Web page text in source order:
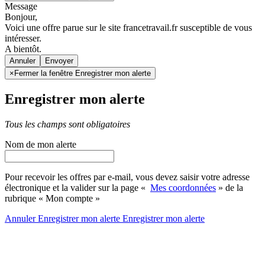
Message
Bonjour,
Voici une offre parue sur le site francetravail.fr susceptible de vous
intéresser.
A bientôt.
Annuler
× Fermer la fenêtre Enregistrer mon alerte
Enregistrer mon alerte
Tous les champs sont obligatoires
Nom de mon alerte
Pour recevoir les offres par e-mail, vous devez saisir votre adresse
électronique et la valider sur la page « Mes coordonnées » de la
rubrique « Mon compte »
AnnulerEnregistrer mon alerte Enregistrermon alerte